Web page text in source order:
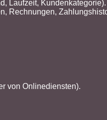
Laufzeit, Kundenkategorie).
Rechnungen,
von Onlinediensten).